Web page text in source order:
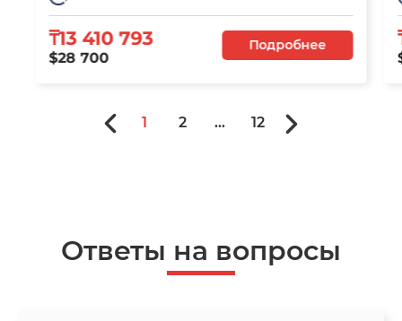
₸13 410 793
$28 700
Подробнее
1 2 ... 12
Ответы на вопросы